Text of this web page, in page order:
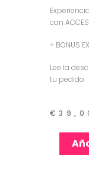
con
+ BONUS
Lee la
tu pedido
€